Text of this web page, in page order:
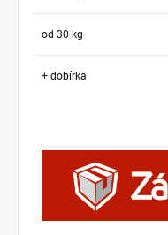
od 30 kg
+ dobírka